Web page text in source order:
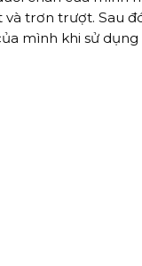
và trơn trượt. Sau
mình khi sử